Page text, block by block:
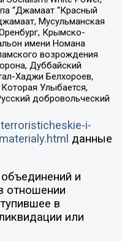
“Джамаат “Красный
Мусульманская
Крымско-
имени Номана
возрождения
Дуббайский
Хаджи Белхороев,
Улыбается,
добровольческий
i-
данные
и
отношении
в
или